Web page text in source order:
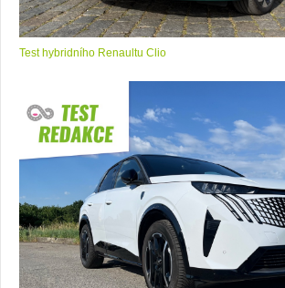
Test hybridního Renaultu Clio